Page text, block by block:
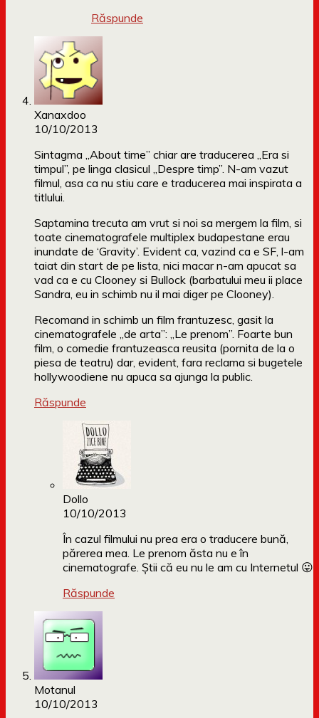
Răspunde
Xanaxdoo
10/10/2013
Sintagma „About time” chiar are traducerea „Era si
timpul”, pe linga clasicul „Despre timp”. N-am vazut
filmul, asa ca nu stiu care e traducerea mai inspirata a
titlului.
Saptamina trecuta am vrut si noi sa mergem la film, si
toate cinematografele multiplex budapestane erau
inundate de ‘Gravity’. Evident ca, vazind ca e SF, l-am
taiat din start de pe lista, nici macar n-am apucat sa
vad ca e cu Clooney si Bullock (barbatului meu ii place
Sandra, eu in schimb nu il mai diger pe Clooney).
Recomand in schimb un film frantuzesc, gasit la
cinematografele „de arta”: „Le prenom”. Foarte bun
film, o comedie frantuzeasca reusita (pornita de la o
piesa de teatru) dar, evident, fara reclama si bugetele
hollywoodiene nu apuca sa ajunga la public.
Răspunde
Dollo
10/10/2013
În cazul filmului nu prea era o traducere bună,
părerea mea. Le prenom ăsta nu e în
cinematografe. Știi că eu nu le am cu Internetul 😛
Răspunde
Motanul
10/10/2013